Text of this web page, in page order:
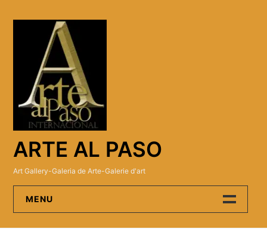
ARTE AL PASO
Art Gallery-Galeria de Arte-Galerie d'art
MENU